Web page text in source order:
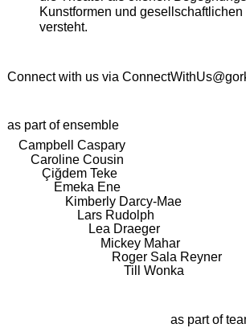
Kunstformen und
versteht.
Connect with us via
as part of ensemble
Campbell Caspary
Caroline Cousin
Çiğdem Teke
Emeka Ene
Kimberly Darcy-Mae
Lars Rudolph
Lea Draeger
Mickey Mahar
Roger Sala Reyner
Till Wonka
as part of